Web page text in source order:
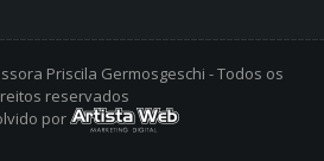
Priscila Germosgeschi - Todos os
reservados
por